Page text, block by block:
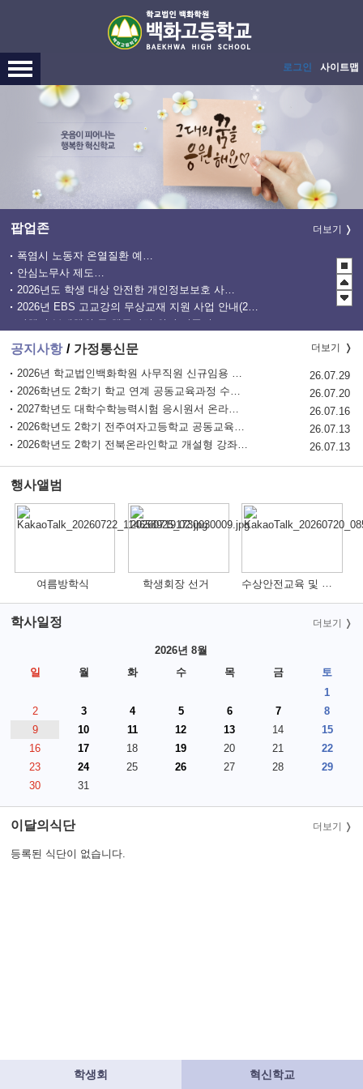
로그인 사이트맵
팝업존 더보기
청소년 도박예방 카드뉴스
2027학년도 EBS 수능연계교재 정오표 안내
관행적 부패행위 등 행동강령 위반 집중신고기간 운영
2026년 EBS 고교강의 무상교재 지원 사업 안내(2학기 2차)
2026년도 학생 대상 안전한 개인정보보호 사례 공모전
안심노무사 제도 홍보
폭염시 노동자 온열질환 예방수칙
2026 학생 성장 지원 학부모 아카데미 운영
공지사항 더보기
2026년 학교법인백화학원 사무직원 신규임용 제1차 서류전형 합격자 공고
26.07.29
2026학년도 2학기 학교 연계 공동교육과정 수강 학생 추가 모집 안내
26.07.20
2027학년도 대학수학능력시험 응시원서 온라인 사전입력 및 원서접수절차, 대리접수 안내
26.07.16
2026학년도 2학기 전주여자고등학교 공동교육과정 화학실험 선발 일정 변경 안내
26.07.13
2026학년도 2학기 전북온라인학교 개설형 강좌 참여학생 모집 안내
26.07.13
가정통신문
행사앨범
여름방학식 학생회장 선거 수상안전교육 및 산사태안전교육 사진
학사일정 더보기
2026년 8월
일
월 화 수 목 금
토
1
2
3 4 5 6 7
8
9
10 11 12 13 14
15
16
17 18 19 20 21
22
23
24 25 26 27 28
29
30
31
이달의식단 더보기
등록된 식단이 없습니다.
학생회 혁신학교